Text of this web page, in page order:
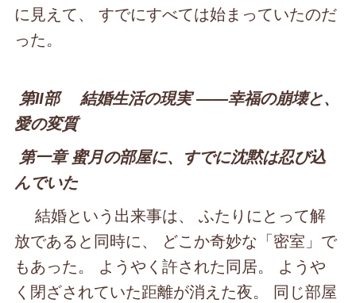
に見えて、 すでにすべては始まっていたのだ
った。
第Ⅱ部 結婚生活の現実 ――幸福の崩壊と、
愛の変質
第一章 蜜月の部屋に、すでに沈黙は忍び込
んでいた
結婚という出来事は、 ふたりにとって解
放であると同時に、 どこか奇妙な「密室」で
もあった。 ようやく許された同居。 ようや
く閉ざされていた距離が消えた夜。 同じ部屋